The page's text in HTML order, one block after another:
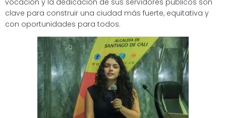
clave para construir una ciudad más fuerte, equitativa y
con oportunidades para todos.